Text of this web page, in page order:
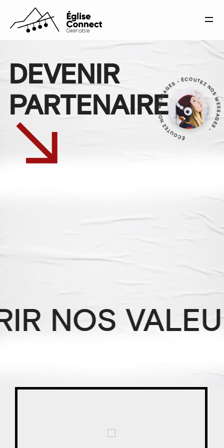
ÉCOUTEZ NOS MESSAGES • ÉCOUTEZ
DEVENIR
PARTENAIRE
NOS